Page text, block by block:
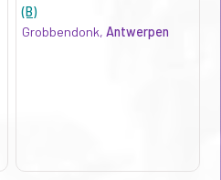
(B)
Grobbendonk,Antwerpen